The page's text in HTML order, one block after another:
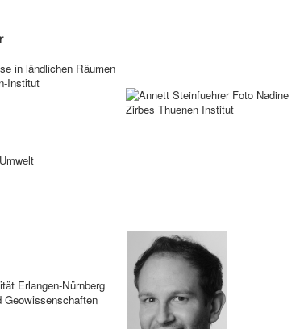
in ländlichen Räumen
Institut
Erlangen-Nürnberg
Geowissenschaften